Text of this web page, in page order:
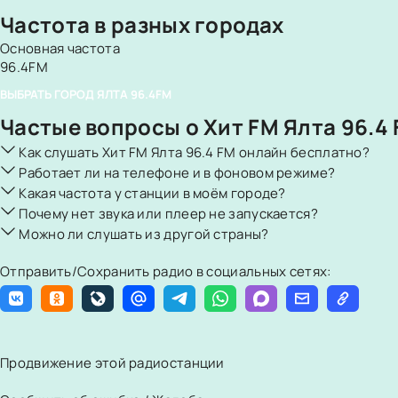
Частота в разных городах
Основная частота
96.4FM
ВЫБРАТЬ ГОРОД ЯЛТА 96.4FM
Частые вопросы о Хит FM Ялта 96.4
Как слушать Хит FM Ялта 96.4 FM онлайн бесплатно?
Работает ли на телефоне и в фоновом режиме?
Какая частота у станции в моём городе?
Почему нет звука или плеер не запускается?
Можно ли слушать из другой страны?
Отправить/Сохранить радио в социальных сетях:
Продвижение этой радиостанции